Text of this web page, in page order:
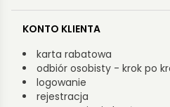
KONTO KLIENTA
karta rabatowa
odbiór osobisty - krok po
logowanie
rejestracja